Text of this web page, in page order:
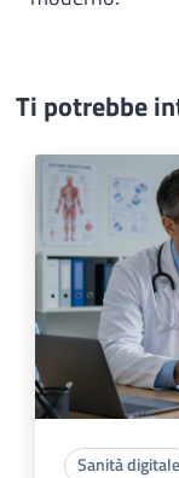
Ti potrebbe
Sanità digitale